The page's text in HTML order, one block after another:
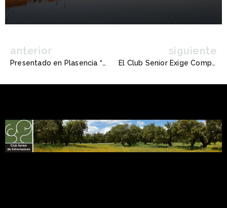
anterior
Presentado en Plasencia “El blog de José Ignacio”: Un Legado sobre la Vida y el Agua
siguiente
El Club Senior Exige Compromiso: Presentación en Cáceres del 11º Informe del Ferrocarril Badajoz-Madrid